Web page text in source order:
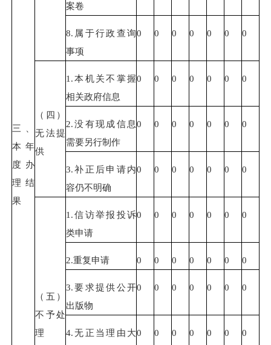
三、
本年
度办
理结
果
案卷
8.属于行政查询
事项
0 0 0 0 0 0 0
（四）
无法提
供
1.本机关不掌握
相关政府信息
0 0 0 0 0 0 0
2.没有现成信息
需要另行制作
0 0 0 0 0 0 0
3.补正后申请内
容仍不明确
0 0 0 0 0 0 0
（五）
不予处
理
1.信访举报投诉
类申请
0 0 0 0 0 0 0
2.重复申请 0 0 0 0 0 0 0
3.要求提供公开
出版物
0 0 0 0 0 0 0
4.无正当理由大0 0 0 0 0 0 0